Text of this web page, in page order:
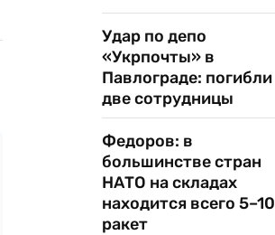
Удар по депо
«Укрпочты» в
Павлограде: погибли
две сотрудницы
Федоров: в
большинстве стран
НАТО на складах
находится всего 5–10
ракет